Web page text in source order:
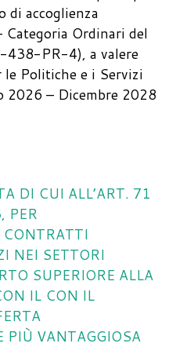
di accoglienza
Ordinari del
438-PR-4), a valere
Politiche e i Servizi
2026 – Dicembre 2028
DI CUI ALL’ART. 71
PER
CONTRATTI
NEI SETTORI
SUPERIORE ALLA
IL CON IL
PIÙ VANTAGGIOSA